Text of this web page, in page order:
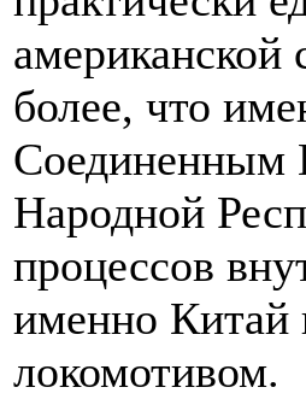
американской
более, что
Соединенным
Народной
процессов
именно Китай
локомотивом.